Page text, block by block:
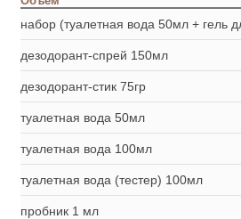
набор (туалетная вода 50мл + гель
дезодорант-спрей 150мл
дезодорант-стик 75гр
туалетная вода 50мл
туалетная вода 100мл
туалетная вода (тестер) 100мл
пробник 1 мл